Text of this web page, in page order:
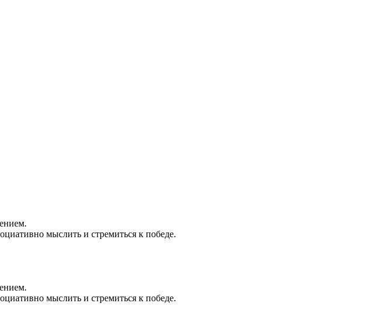
мыслить и стремиться к победе.
мыслить и стремиться к победе.